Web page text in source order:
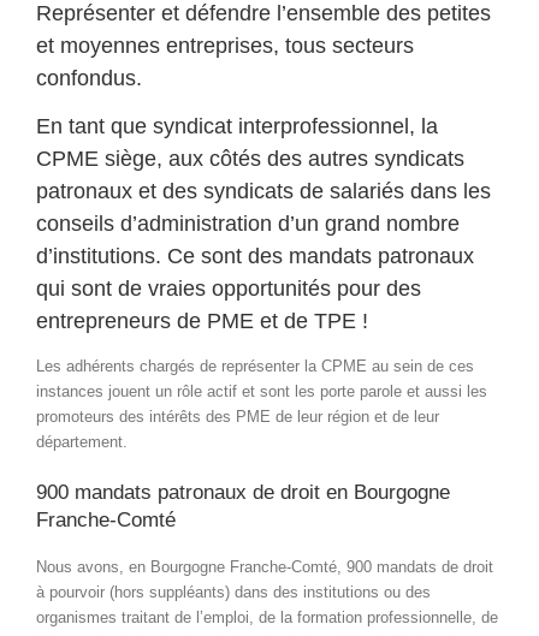
Représenter et défendre l’ensemble des petites
et moyennes entreprises, tous secteurs
confondus.
En tant que syndicat interprofessionnel, la
CPME siège, aux côtés des autres syndicats
patronaux et des syndicats de salariés dans les
conseils d’administration d’un grand nombre
d’institutions. Ce sont des mandats patronaux
qui sont de vraies opportunités pour des
entrepreneurs de PME et de TPE !
Les adhérents chargés de représenter la CPME au sein de ces
instances jouent un rôle actif et sont les porte parole et aussi les
promoteurs des intérêts des PME de leur région et de leur
département.
900 mandats patronaux de droit en Bourgogne
Franche-Comté
Nous avons, en Bourgogne Franche-Comté, 900 mandats de droit
à pourvoir (hors suppléants) dans des institutions ou des
organismes traitant de l’emploi, de la formation professionnelle, de